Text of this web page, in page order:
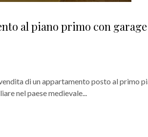
al piano primo con
di un appartamento posto al primo
nel paese medievale...